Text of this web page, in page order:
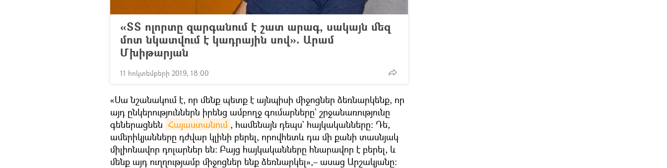
«ՏՏ ոլորտը զարգանում է շատ արագ, սակայն մեզ
մոտ նկատվում է կադրային սով». Արամ
Մխիթարյան
11 հոկտեմբերի 2019, 18:00
«Սա նշանակում է, որ մենք պետք է այնպիսի միջոցներ ձեռնարկենք, որ
այդ ընկերություններն իրենց ամբողջ գումարները` շրջանառությունը
գեներացնեն Հայաստանում , համենայն դեպս` հայկականները։ Դե,
ամերիկյանները դժվար կլինի բերել, որովհետև դա մի քանի տասնյակ
միլիոնավոր դոլարներ են։ Բայց հայկականները հնարավոր է բերել, և
մենք այդ ուղղությամբ միջոցներ ենք ձեռնարկել»,– ասաց Արշակյանը։